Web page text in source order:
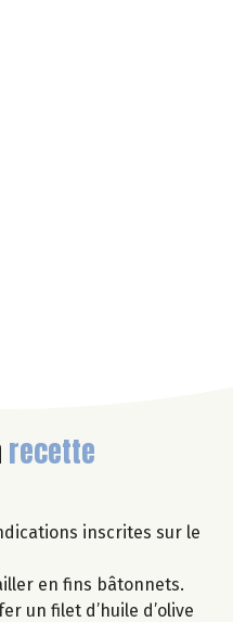
recette
inscrites sur le
en fins bâtonnets.
un filet d’huile d’olive